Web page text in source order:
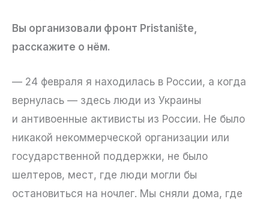
Вы организовали фронт Pristanište,
расскажите о нём.
— 24 февраля я находилась в России, а когда
вернулась — здесь люди из Украины
и антивоенные активисты из России. Не было
никакой некоммерческой организации или
государственной поддержки, не было
шелтеров, мест, где люди могли бы
остановиться на ночлег. Мы сняли дома, где